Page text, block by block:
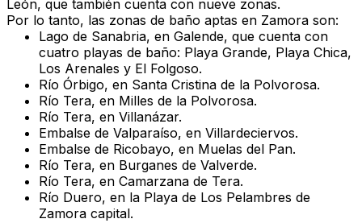
León, que también cuenta con nueve zonas.
Por lo tanto, las zonas de baño aptas en Zamora son:
Lago de Sanabria, en Galende, que cuenta con
cuatro playas de baño: Playa Grande, Playa Chica,
Los Arenales y El Folgoso.
Río Órbigo, en Santa Cristina de la Polvorosa.
Río Tera, en Milles de la Polvorosa.
Río Tera, en Villanázar.
Embalse de Valparaíso, en Villardeciervos.
Embalse de Ricobayo, en Muelas del Pan.
Río Tera, en Burganes de Valverde.
Río Tera, en Camarzana de Tera.
Río Duero, en la Playa de Los Pelambres de
Zamora capital.